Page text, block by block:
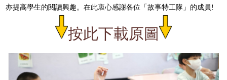
亦提高學生的閱讀興趣。在此衷心感謝各位「故事特工隊」的成員!
按此下載原圖